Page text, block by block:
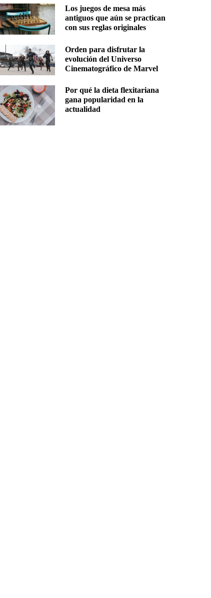
Los juegos de mesa más
antiguos que aún se practican
con sus reglas originales
Orden para disfrutar la
evolución del Universo
Cinematográfico de Marvel
Por qué la dieta flexitariana
gana popularidad en la
actualidad